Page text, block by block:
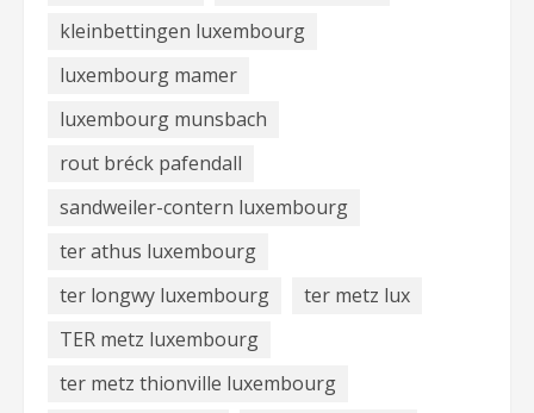
kleinbettingen luxembourg
luxembourg mamer
luxembourg munsbach
rout bréck pafendall
sandweiler-contern luxembourg
ter athus luxembourg
ter longwy luxembourg
ter metz lux
TER metz luxembourg
ter metz thionville luxembourg